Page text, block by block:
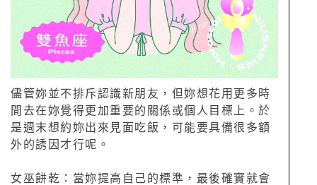
儘管妳並不排斥認識新朋友，但妳想花用更多時
間去在妳覺得更加重要的關係或個人目標上。於
是週末想約妳出來見面吃飯，可能要具備很多額
外的誘因才行呢。
女巫餅乾：當妳提高自己的標準，最後確實就會